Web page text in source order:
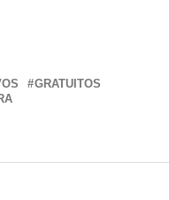
GRATUITOS